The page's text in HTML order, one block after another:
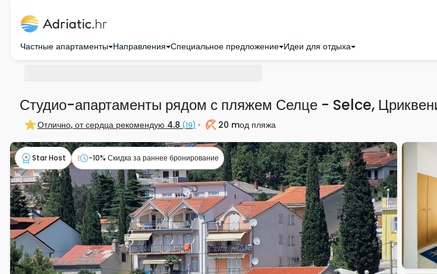
Частные апартаменты Направления Специальное предложение Идеи для отдыха
Студио-апартаменты рядом с пляжем Селце - Selce,
Отлично, от сердца рекомендую 4.8 (19) Пляж20 mод пляжа
Star Host -10% Скидка за раннее бронирование